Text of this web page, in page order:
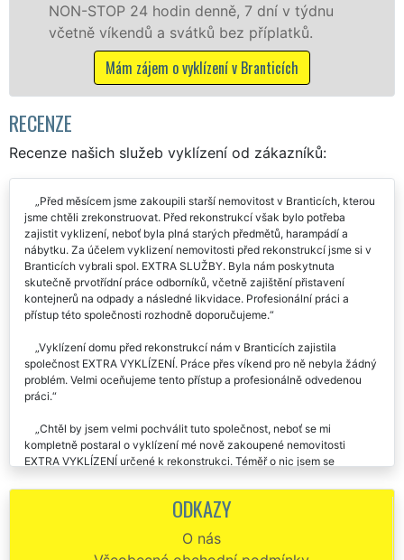
denně, 7 dní v týdnu
svátků bez příplatků.
o vyklízení v Branticích
práce, a to NON-
RECENZE
Recenze našich služeb vyklízení od zákazníků:
Před měsícem jsme zakoupili starší nemovitost v Branticích, kterou
jsme chtěli zrekonstruovat. Před rekonstrukcí však bylo potřeba
zajistit vyklizení, neboť byla plná starých předmětů, harampádí a
nábytku. Za účelem vyklizení nemovitosti před rekonstrukcí jsme si v
Branticích vybrali spol. EXTRA SLUŽBY. Byla nám poskytnuta
skutečně prvotřídní práce odborníků, včetně zajištění přistavení
kontejnerů na odpady a následné likvidace. Profesionální práci a
přístup této společnosti rozhodně doporučujeme.
Vyklízení domu před rekonstrukcí nám v Branticích zajistila
společnost EXTRA VYKLÍZENÍ. Práce přes víkend pro ně nebyla žádný
problém. Velmi oceňujeme tento přístup a profesionálně odvedenou
práci.
Chtěl by jsem velmi pochválit tuto společnost, neboť se mi
kompletně postaral o vyklízení mé nově zakoupené nemovitosti
EXTRA VYKLÍZENÍ určené k rekonstrukci. Téměř o nic jsem se
každému doporučuji využívat tuto společnost, určitě nebudete
Včerejší vyklízení bytu určeného k rekonstrukci proběhlo za pár
ODKAZY
O nás